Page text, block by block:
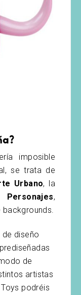
imposible
se trata de
Urbano, la
Personajes,
de diseño
de
artistas
podréis